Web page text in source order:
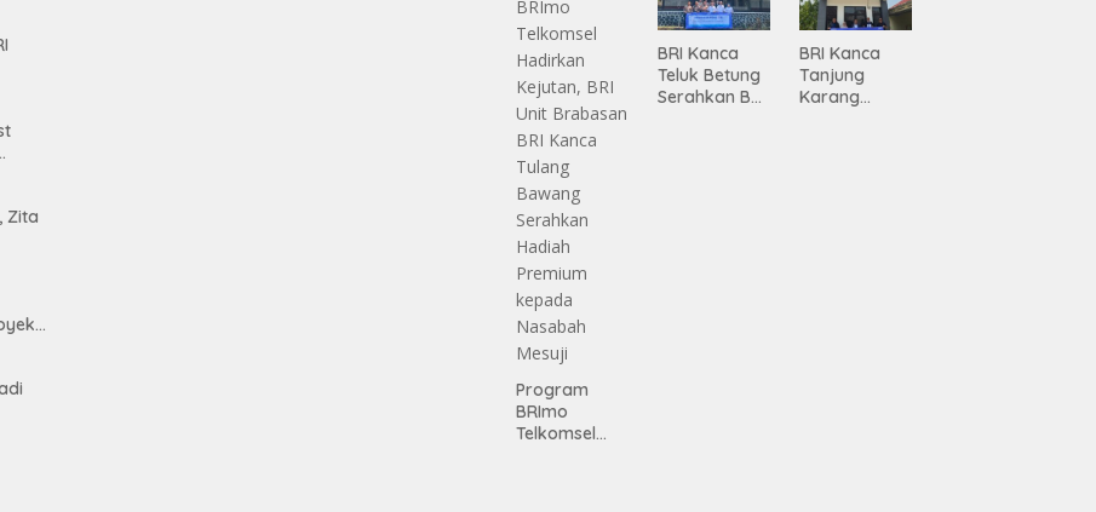
Zita
Program
BRImo
Telkomsel
BRI Kanca
Teluk Betung
Serahkan BRI
BRI Kanca
Tanjung
Karang